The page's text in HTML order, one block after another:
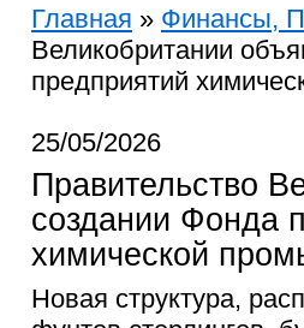
Главная » Финансы,
Великобритании
предприятий
25/05/2026
Правительство
создании Фонда
химической
Новая структура,